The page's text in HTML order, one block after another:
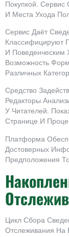
Покупкой.
И Места Ухода
Сервис Даёт
Классифицируют
И Поведенческим
Возможность
Различных
Средство
Редакторы
У Читателей.
Странице И
Платформа
Достоверных
Предположения
Цикл Сбора
Отслеживания На